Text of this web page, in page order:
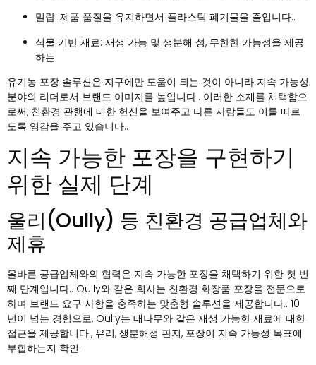
밀랍: 제품 품질을 유지하면서 플라스틱 폐기물을 줄입니다..
식물 기반 재료: 재생 가능 및 생분해 성, 무한한 가능성을 제공
하는.
유기농 포장 솔루션은 지구에만 도움이 되는 것이 아니라 지속 가능성
분야의 리더로서 브랜드 이미지를 높입니다.. 이러한 소재를 채택함으
로써, 친환경 관행에 대한 헌신을 보여주고 다른 사람들도 이를 따르
도록 영감을 주고 있습니다..
지속 가능한 포장을 구현하기
위한 실제 단계
울리(Oully) 등 친환경 공급업체와
제휴
올바른 공급업체와의 협력은 지속 가능한 포장을 채택하기 위한 첫 번
째 단계입니다.. Oully와 같은 회사는 친환경 화장품 포장을 전문으로
하며 브랜드 요구 사항을 충족하는 맞춤형 솔루션을 제공합니다.. 10
년이 넘는 경험으로, Oully는 대나무와 같은 재생 가능한 재료에 대한
접근을 제공합니다., 유리, 생분해성 판지, 포장이 지속 가능성 목표에
부합하는지 확인.